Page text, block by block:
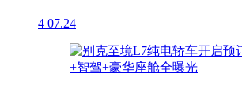
4 07.24